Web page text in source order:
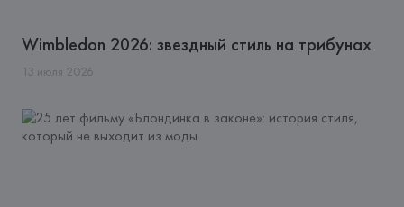
Wimbledon 2026: звездный стиль на трибунах
13 июля 2026